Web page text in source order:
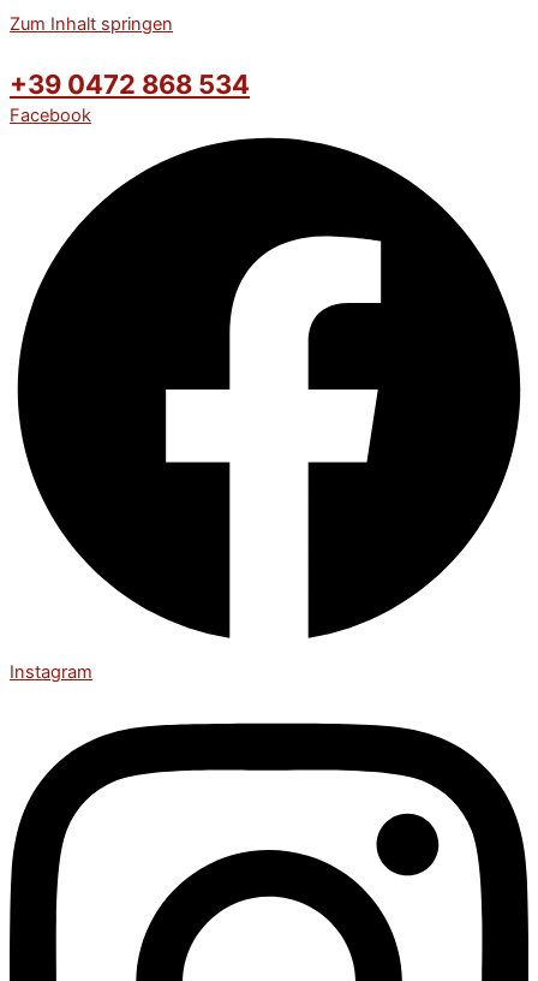
Zum Inhalt springen
+39 0472 868 534
Facebook
Instagram